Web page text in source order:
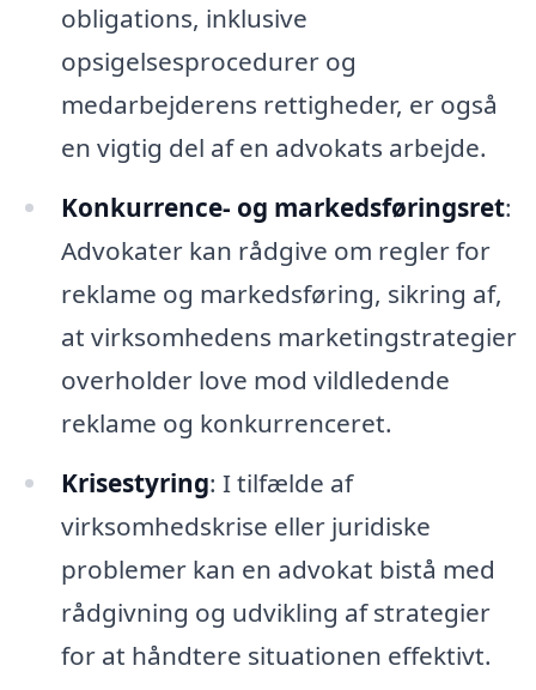
obligations, inklusive
opsigelsesprocedurer og
medarbejderens rettigheder, er også
en vigtig del af en advokats arbejde.
Konkurrence- og markedsføringsret:
Advokater kan rådgive om regler for
reklame og markedsføring, sikring af,
at virksomhedens marketingstrategier
overholder love mod vildledende
reklame og konkurrenceret.
Krisestyring: I tilfælde af
virksomhedskrise eller juridiske
problemer kan en advokat bistå med
rådgivning og udvikling af strategier
for at håndtere situationen effektivt.